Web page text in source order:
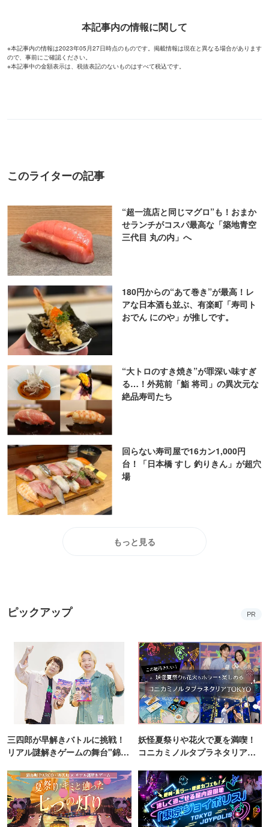
本記事内の情報に関して
※本記事内の情報は2023年05月27日時点のものです。掲載情報は現在と異なる場合があります
ので、事前にご確認ください。
※本記事中の金額表示は、税抜表記のないものはすべて税込です。
このライターの記事
“超一流店と同じマグロ”も！おまか
せランチがコスパ最高な「築地青空
三代目 丸の内」へ
180円からの“あて巻き”が最高！レ
アな日本酒も並ぶ、有楽町「寿司ト
おでん にのや」が推しです。
“大トロのすき焼き”が罪深い味すぎ
る…！外苑前「鮨 将司」の異次元な
絶品寿司たち
回らない寿司屋で16カン1,000円
台！「日本橋 すし 釣りきん」が超穴
場
もっと見る
ピックアップ PR
三四郎が早解きバトルに挑戦！
リアル謎解きゲームの舞台"錦糸
妖怪夏祭りや花火で夏を満喫！
コニカミノルタプラネタリア